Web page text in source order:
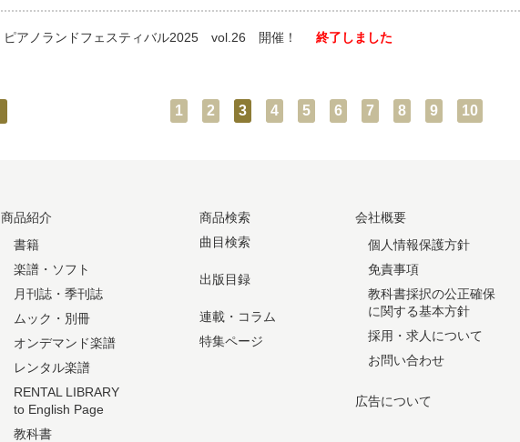
ピアノランドフェスティバル2025 vol.26 開催！ 終了しました
1 2 3 4 5 6 7 8 9 10
商品紹介
書籍
楽譜・ソフト
月刊誌・季刊誌
ムック・別冊
オンデマンド楽譜
レンタル楽譜
RENTAL LIBRARY
to English Page
教科書
商品検索
曲目検索
出版目録
連載・コラム
特集ページ
会社概要
個人情報保護方針
免責事項
教科書採択の公正確保
に関する基本方針
採用・求人について
お問い合わせ
広告について